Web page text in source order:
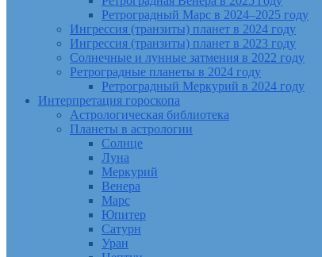
Ретроградный Марс в 2024–2025 году
Ингрессия (транзиты) планет в 2024 году
Ингрессия (транзиты) планет в 2023 году
Солнечные и лунные затмения в 2022 году
Ретроградные планеты в 2024 году
Ретроградный Меркурий в 2024 году
Интерпретация гороскопа
Астрологическая библиотека
Планеты в астрологии
Солнце
Луна
Меркурий
Венера
Марс
Юпитер
Сатурн
Уран